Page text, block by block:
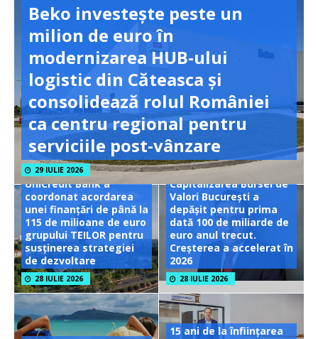
Beko investește peste un
milion de euro în
modernizarea HUB-ului
logistic din Căteasca și
consolidează rolul României
ca centru regional pentru
serviciile post-vânzare
29 IULIE 2026
UniCredit Bank a
coordonat acordarea
unei finanțări de până la
115 de milioane de euro
grupului TEILOR pentru
susținerea strategiei
de dezvoltare
28 IULIE 2026
Capitalizarea Bursei de
Valori București a
depășit pentru prima
dată 100 de miliarde de
euro anul trecut.
Creșterea a accelerat în
2026
28 IULIE 2026
15 ani de la înființarea